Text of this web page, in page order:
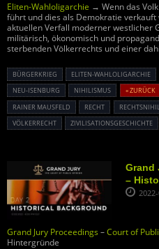
Eliten-Wahloligarchie → Wenn das
führt und dies als Demokratie
aktuellen Verfall moderner westlicher
militärisch, ökonomisch und
sterbenden Völkerrechts und einer
BÜRGERKRIEG ELITEN-WAHLOLIGARCHIE
NEU-ISENBURG
NIHILISMUS « ZURÜCK
RAINER MAUSFELD
RECHT
VÖLKERRECHT
ZIVILISATIONSGESCHICHTE
Grand
–
Grand Jury Proceedings –Court of
Hintergründe